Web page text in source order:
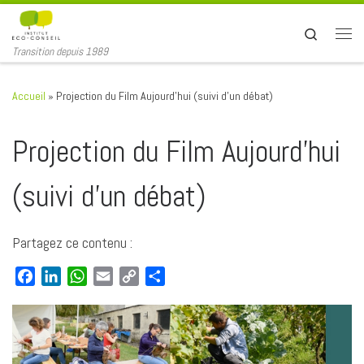
Passer au contenu
Transition depuis 1989
Search
Accueil » Projection du Film Aujourd’hui (suivi d’un débat)
Projection du Film Aujourd’hui
(suivi d’un débat)
Partagez ce contenu :
c
e
b
n
k
e
W
a
t
s
a
i
l
p
y
L
r
t
a